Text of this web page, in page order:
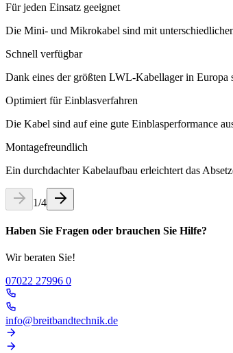
Für jeden Einsatz geeignet
Die Mini- und Mikrokabel sind mit
Schnell verfügbar
Dank eines der größten LWL-Kabellager in
Optimiert für Einblasverfahren
Die Kabel sind auf eine gute Einblasperformance
Montagefreundlich
Ein durchdachter Kabelaufbau erleichtert das
1/4
Haben Sie Fragen oder brauchen Sie Hilfe?
Wir beraten Sie!
07022 27996 0
info@breitbandtechnik.de